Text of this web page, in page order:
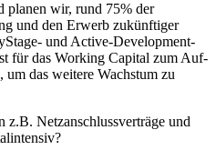
planen wir, rund 75% der
und den Erwerb zukünftiger
und Active-Development-
für das Working Capital zum Auf-
um das weitere Wachstum zu
z.B. Netzanschlussverträge und